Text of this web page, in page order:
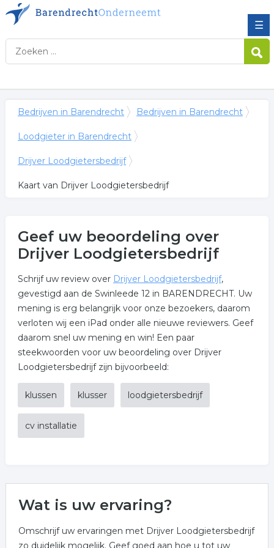
☰
Bedrijven in Barendrecht Bedrijven in Barendrecht
Loodgieter in Barendrecht
Drijver Loodgietersbedrijf
Kaart van Drijver Loodgietersbedrijf
Geef uw beoordeling over
Drijver Loodgietersbedrijf
Schrijf uw review over Drijver Loodgietersbedrijf,
gevestigd aan de Swinleede 12 in BARENDRECHT. Uw
mening is erg belangrijk voor onze bezoekers, daarom
verloten wij een iPad onder alle nieuwe reviewers. Geef
daarom snel uw mening en win! Een paar
steekwoorden voor uw beoordeling over Drijver
Loodgietersbedrijf zijn bijvoorbeeld:
klussen klusser loodgietersbedrijf
cv installatie
Wat is uw ervaring?
Omschrijf uw ervaringen met Drijver Loodgietersbedrijf
zo duidelijk mogelijk. Geef goed aan hoe u tot uw